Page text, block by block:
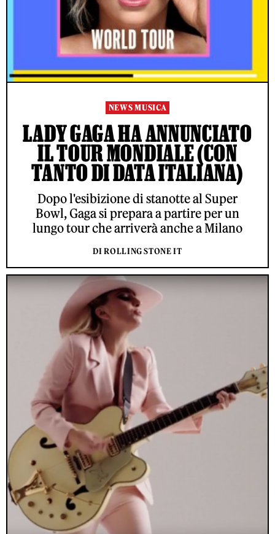
NEWS MUSICA
LADY GAGA HA ANNUNCIATO
IL TOUR MONDIALE (CON
TANTO DI DATA ITALIANA)
Dopo l'esibizione di stanotte al Super
Bowl, Gaga si prepara a partire per un
lungo tour che arriverà anche a Milano
DI ROLLING STONE IT